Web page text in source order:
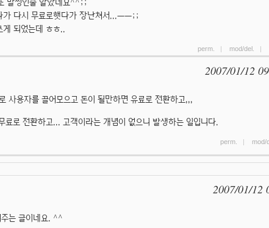
말썽인줄 알았네요^^;;
가 다시 무료로햇다가 장난쳐서...ㅡㅡ;;
게 되었는데 ㅎㅎ..
perm. | mod/del. |
2007/01/12
사용자를 끌어모으고 돈이 될만하면 유료로 전환하고,,,
료로 전환하고... 고객이라는 개념이 없으니 발생하는 일입니다.
perm. | mod/
2007/01/12
는 글이네요. ^^